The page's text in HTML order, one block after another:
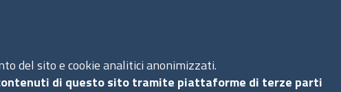
del sito e cookie analitici anonimizzati.
di questo sito tramite piattaforme di terze parti